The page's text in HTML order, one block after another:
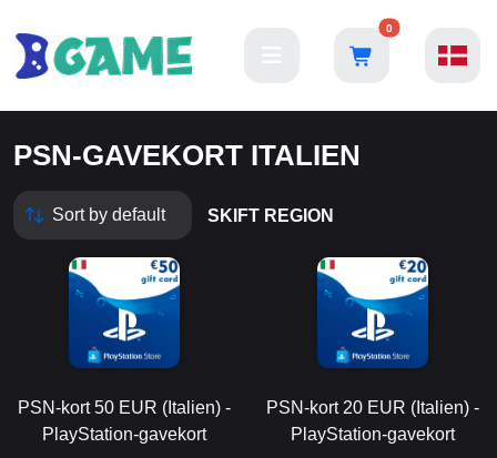
0
PSN-GAVEKORT ITALIEN
SKIFT REGION
PSN-kort 50 EUR (Italien) -
PlayStation-gavekort
PSN-kort 20 EUR (Italien) -
PlayStation-gavekort